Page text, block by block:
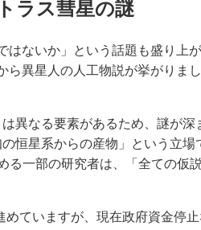
ラス彗星の謎
ないか」という話題も盛り上
異星人の人工物説が挙がりま
異なる要素があるため、謎が深
恒星系からの産物」という立場
る一部の研究者は、「全ての仮
ていますが、現在政府資金停